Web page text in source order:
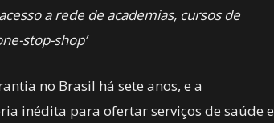
a rede de academias, cursos de
stop-shop’
no Brasil há sete anos, e a
inédita para ofertar serviços de saúde e